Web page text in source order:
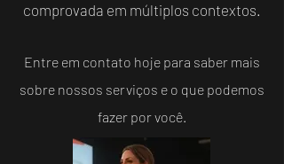
comprovada em múltiplos contextos.
Entre em contato hoje para saber mais
sobre nossos serviços e o que podemos
fazer por você.